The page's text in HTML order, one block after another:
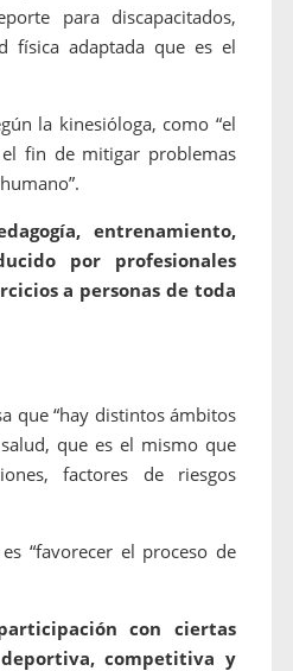
para discapacitados,
física adaptada que es el
la kinesióloga, como “el
fin de mitigar problemas
entrenamiento,
por profesionales
a personas de toda
que “hay distintos ámbitos
que es el mismo que
factores de riesgos
“favorecer el proceso de
con ciertas
competitiva y